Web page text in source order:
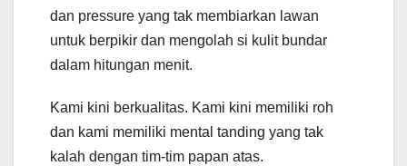
dan pressure yang tak membiarkan lawan
untuk berpikir dan mengolah si kulit bundar
dalam hitungan menit.
Kami kini berkualitas. Kami kini memiliki roh
dan kami memiliki mental tanding yang tak
kalah dengan tim-tim papan atas.